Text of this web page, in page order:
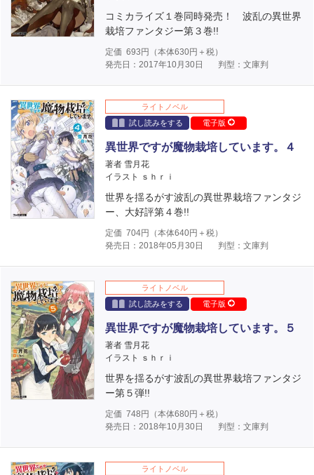
コミカライズ１巻同時発売！ 波乱の異世界
栽培ファンタジー第３巻!!
定価 693 円（本体630円＋税）
発売日：2017年10月30日
判型：文庫判
ライトノベル
試し読みをする
電子版
異世界ですが魔物栽培しています。４
著者 雪月花
イラスト ｓｈｒｉ
世界を揺るがす波乱の異世界栽培ファンタジ
ー、大好評第４巻!!
定価 704円（本体640円＋税）
発売日：2018年05月30日
判型：文庫判
ライトノベル
試し読みをする
電子版
異世界ですが魔物栽培しています。５
著者 雪月花
イラスト ｓｈｒｉ
世界を揺るがす波乱の異世界栽培ファンタジ
ー第５弾!!
定価 748 円（本体680円＋税）
発売日：2018年10月30日
判型：文庫判
ライトノベル